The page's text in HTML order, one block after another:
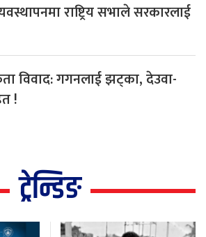
राष्ट्रिय सभाले सरकारलाई
विवाद: गगनलाई झट्का, देउवा-
!
ट्रेन्डिङ